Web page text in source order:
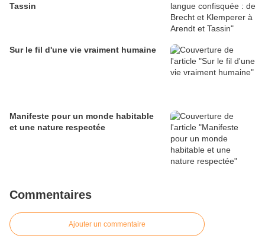
Tassin
Sur le fil d'une vie vraiment humaine
Manifeste pour un monde habitable
et une nature respectée
Commentaires
Ajouter un commentaire